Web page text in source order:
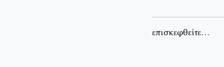
επισκεφθείτε…